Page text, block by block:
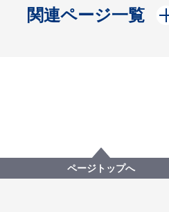
関連ページ一覧
開く
ページトップへ